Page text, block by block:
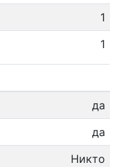
1
1
да
да
Никто